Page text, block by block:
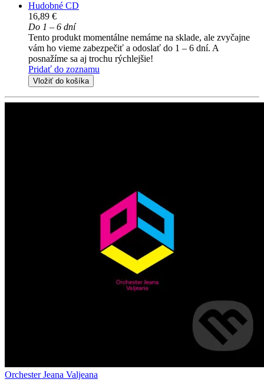
Hudobné CD
16,89 €
Do 1 – 6 dní
Tento produkt momentálne nemáme na sklade, ale zvyčajne
vám ho vieme zabezpečiť a odoslať do 1 – 6 dní. A
posnažíme sa aj trochu rýchlejšie!
Pridať do zoznamu
Vložiť do košíka
Orchester Jeana Valjeana